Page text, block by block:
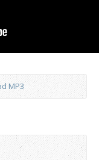
MP3